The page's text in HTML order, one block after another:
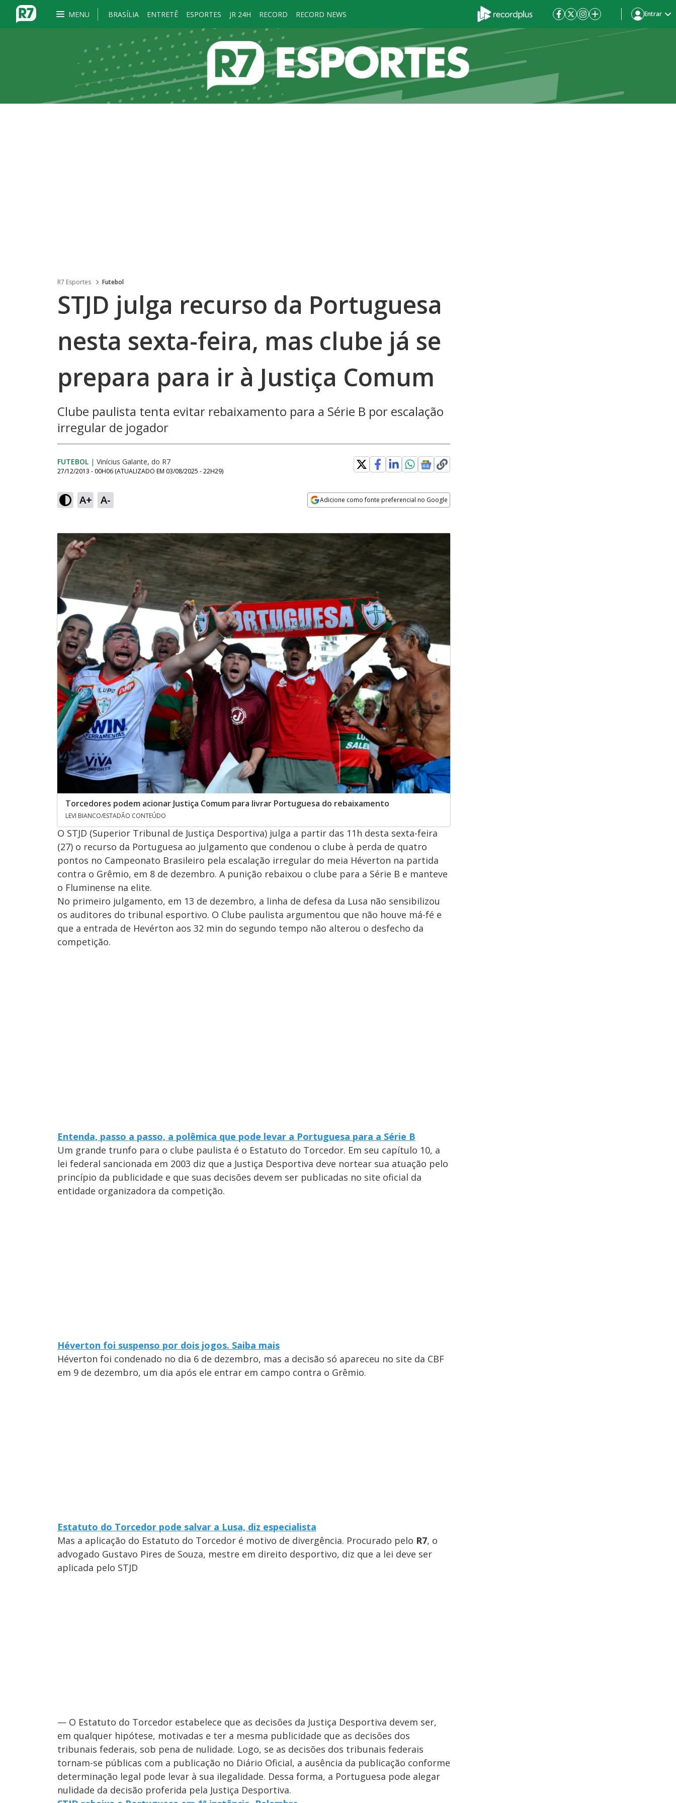
MENU BRASÍLIA ENTRETÊ ESPORTES JR 24H RECORD RECORD NEWS Entrar
R7 Esportes Futebol
STJD julga recurso da Portuguesa
nesta sexta-feira, mas clube já se
prepara para ir à Justiça Comum
Clube paulista tenta evitar rebaixamento para a Série B por escalação
irregular de jogador
FUTEBOL | Vinícius Galante, do R7
27/12/2013 - 00H06 (ATUALIZADO EM 03/08/2025 - 22H29)
A+ A- Adicione como fonte preferencial no Google
Torcedores podem acionar Justiça Comum para livrar Portuguesa do rebaixamento
LEVI BIANCO/ESTADÃO CONTEÚDO
O STJD (Superior Tribunal de Justiça Desportiva) julga a partir das 11h desta sexta-feira
(27) o recurso da Portuguesa ao julgamento que condenou o clube à perda de quatro
pontos no Campeonato Brasileiro pela escalação irregular do meia Héverton na partida
contra o Grêmio, em 8 de dezembro. A punição rebaixou o clube para a Série B e manteve
o Fluminense na elite.
No primeiro julgamento, em 13 de dezembro, a linha de defesa da Lusa não sensibilizou
os auditores do tribunal esportivo. O Clube paulista argumentou que não houve má-fé e
que a entrada de Hevérton aos 32 min do segundo tempo não alterou o desfecho da
competição.
Entenda, passo a passo, a polêmica que pode levar a Portuguesa para a Série B
Um grande trunfo para o clube paulista é o Estatuto do Torcedor. Em seu capítulo 10, a
lei federal sancionada em 2003 diz que a Justiça Desportiva deve nortear sua atuação pelo
princípio da publicidade e que suas decisões devem ser publicadas no site oficial da
entidade organizadora da competição.
Héverton foi suspenso por dois jogos. Saiba mais
Héverton foi condenado no dia 6 de dezembro, mas a decisão só apareceu no site da CBF
em 9 de dezembro, um dia após ele entrar em campo contra o Grêmio.
Estatuto do Torcedor pode salvar a Lusa, diz especialista
Mas a aplicação do Estatuto do Torcedor é motivo de divergência. Procurado pelo R7, o
advogado Gustavo Pires de Souza, mestre em direito desportivo, diz que a lei deve ser
aplicada pelo STJD
— O Estatuto do Torcedor estabelece que as decisões da Justiça Desportiva devem ser,
em qualquer hipótese, motivadas e ter a mesma publicidade que as decisões dos
tribunais federais, sob pena de nulidade. Logo, se as decisões dos tribunais federais
tornam-se públicas com a publicação no Diário Oficial, a ausência da publicação conforme
determinação legal pode levar à sua ilegalidade. Dessa forma, a Portuguesa pode alegar
nulidade da decisão proferida pela Justiça Desportiva.